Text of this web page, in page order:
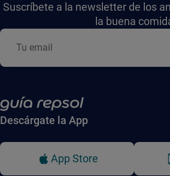
Suscríbete a la newsletter de los
la buena
Descárgate la App
App Store